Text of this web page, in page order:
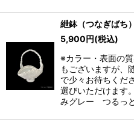
紲鉢（つなぎばち
5,900円(税込)
※カラー・表面の
もございますが、
で少々お待ちくだ
選びいただけます
みグレー つるっ